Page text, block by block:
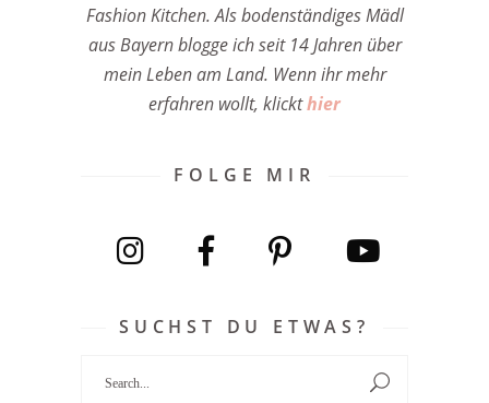
Fashion Kitchen. Als bodenständiges Mädl
aus Bayern blogge ich seit 14 Jahren über
mein Leben am Land. Wenn ihr mehr
erfahren wollt, klickthier
FOLGE MIR
SUCHST DU ETWAS?